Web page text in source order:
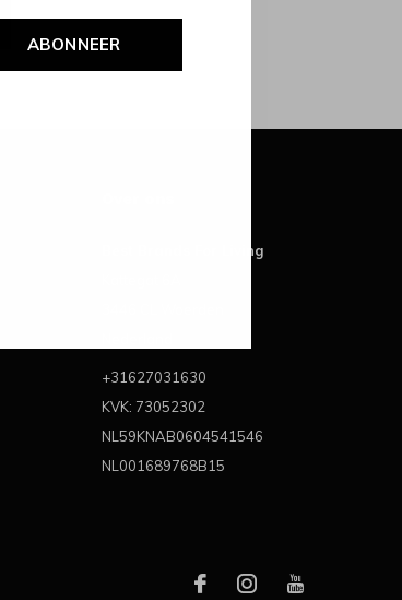
ABONNEER
Best Brands For Living
+31627031630
KVK: 73052302
NL59KNAB0604541546
NL001689768B15